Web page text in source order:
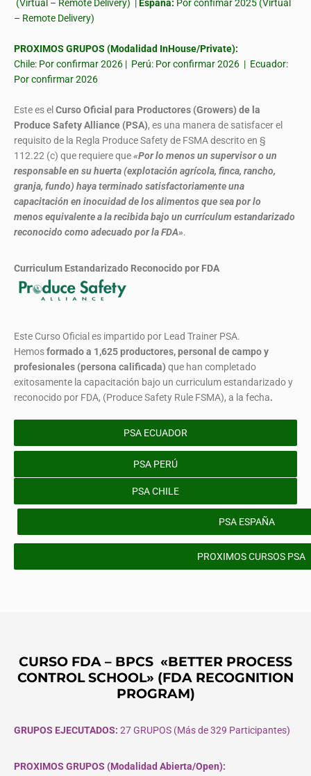
(Virtual – Remote Delivery) |España: Por confimar 2025 (Virtual
– Remote Delivery)
PROXIMOS GRUPOS (Modalidad InHouse/Private):
Chile: Por confirmar 2026 | Perú: Por confirmar 2026 | Ecuador:
Por confirmar 2026
Este es el Curso Oficial para Productores (Growers) de la
Produce Safety Alliance (PSA), es una manera de satisfacer el
requisito de la Regla Produce Safety de FSMA descrito en §
112.22 (c) que requiere que«Por lo menos un supervisor o un
responsable en su huerta (explotación agrícola, finca, rancho,
granja, fundo) haya terminado satisfactoriamente una
capacitación en inocuidad de los alimentos que sea por lo
menos equivalente a la recibida bajo un currículum estandarizado
reconocido como adecuado por la FDA».
Curriculum Estandarizado Reconocido por FDA
Este Curso Oficial es impartido por Lead Trainer PSA.
Hemosformadoa 1,625 productores, personal de campo y
profesionales (persona calificada) que han completado
exitosamente la capacitación bajo un curriculum estandarizado y
reconocido por FDA, (Produce Safety Rule FSMA), a la fecha.
PSA ECUADOR
PSA PERÚ
PSA CHILE
PSA ESPAÑA
PROXIMOS CURSOS PSA
CURSO FDA – BPCS «BETTER PROCESS
CONTROL SCHOOL» (FDA RECOGNITION
PROGRAM)
GRUPOS EJECUTADOS: 27 GRUPOS (Más de 329 Participantes)
PROXIMOS GRUPOS (Modalidad Abierta/Open):